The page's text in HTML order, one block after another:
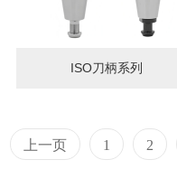
ISO刀柄系列
上一页 1 2